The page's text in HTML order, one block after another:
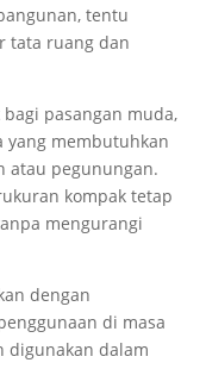
tentu
tata ruang dan
pasangan muda,
yang membutuhkan
atau pegunungan.
kompak tetap
mengurangi
dengan
di masa
digunakan dalam